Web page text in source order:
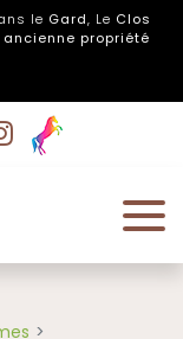
le Gard, Le Clos
ancienne propriété